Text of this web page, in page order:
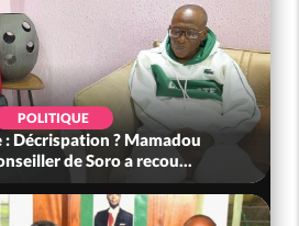
POLITIQUE
Décrispation ? Mamadou
de Soro a recou...